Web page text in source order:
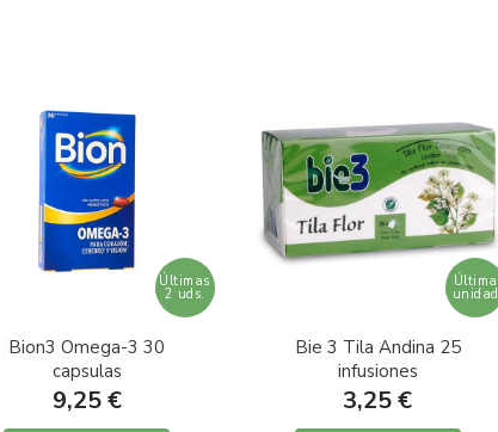
Últimas
2 uds.
Bion3 Omega-3 30
capsulas
9,25 €
Última
unidad
Bie 3 Tila Andina 25
infusiones
3,25 €